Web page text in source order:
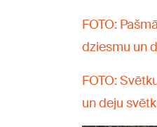
FOTO:
dziesmu un
FOTO:
un deju